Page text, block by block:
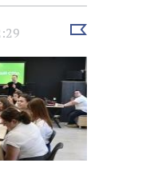
Выбрать